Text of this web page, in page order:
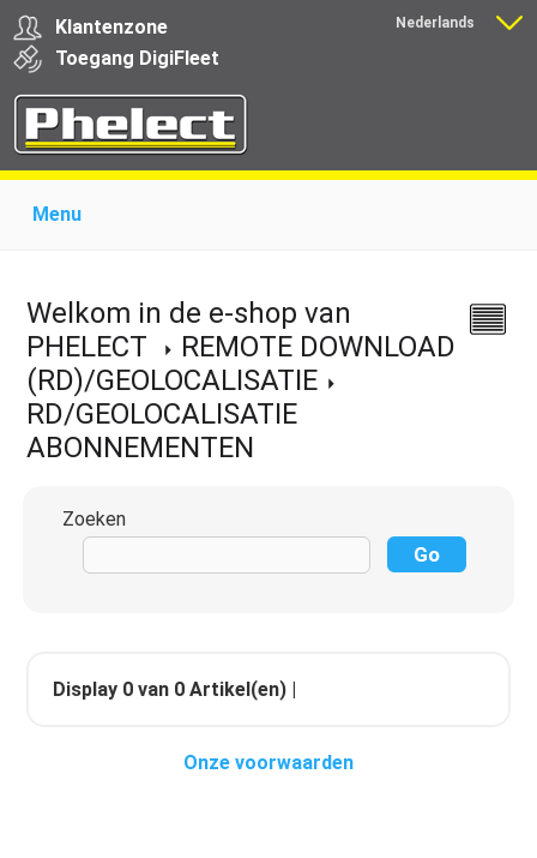
Klantenzone
Toegang DigiFleet
Nederlands
Menu
Producten voor transporteurs
Opleiding
Nieuws
Ondersteuning
Download Links Contact
Welkom in de e-shop van
PHELECT
REMOTE DOWNLOAD
(RD)/GEOLOCALISATIE
RD/GEOLOCALISATIE
ABONNEMENTEN
Zoeken
Display 0 van 0 Artikel(en) |
Onze voorwaarden